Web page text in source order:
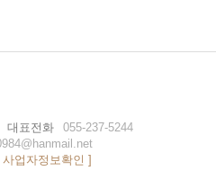
대표전화
055-237-5244
사업자정보확인 ]